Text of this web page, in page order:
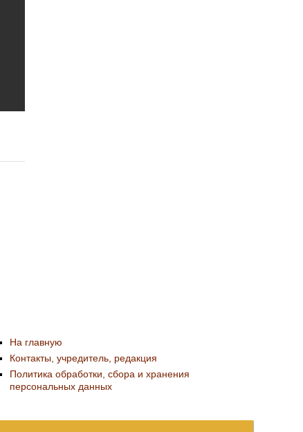
На главную
Контакты, учредитель, редакция
Политика обработки, сбора и хранения
персональных данных